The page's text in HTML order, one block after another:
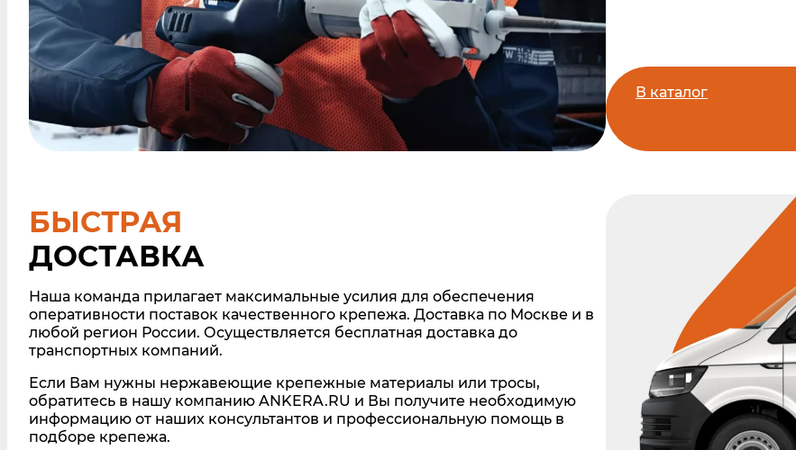
В каталог
БЫСТРАЯ
ДОСТАВКА
Наша команда прилагает максимальные усилия для обеспечения
оперативности поставок качественного крепежа. Доставка по Москве и в
любой регион России. Осуществляется бесплатная доставка до
транспортных компаний.
Если Вам нужны нержавеющие крепежные материалы или тросы,
обратитесь в нашу компанию ANKERA.RU и Вы получите необходимую
информацию от наших консультантов и профессиональную помощь в
подборе крепежа.